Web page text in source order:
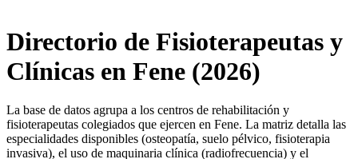
Directorio de Fisioterapeutas y
Clínicas en Fene (2026)
La base de datos agrupa a los centros de rehabilitación y
fisioterapeutas colegiados que ejercen en Fene. La matriz detalla las
especialidades disponibles (osteopatía, suelo pélvico, fisioterapia
invasiva), el uso de maquinaria clínica (radiofrecuencia) y el